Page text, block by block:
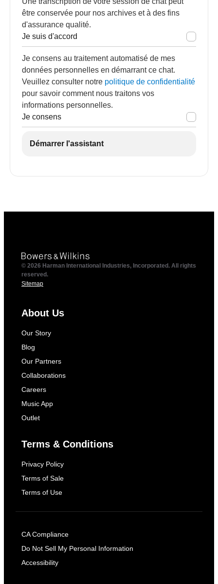
être conservée pour nos archives et à des fins
d'assurance qualité.
Je suis d'accord
Je consens au traitement automatisé de mes
données personnelles en démarrant ce chat.
Veuillez consulter notre politique de confidentialité
pour savoir comment nous traitons vos
informations personnelles.
Je consens
Démarrer l'assistant
© 2026 Harman International Industries, Incorporated. All rights
reserved.
Sitemap
About Us
Our Story
Blog
Our Partners
Collaborations
Careers
Music App
Outlet
Terms & Conditions
Privacy Policy
Terms of Sale
Terms of Use
CA Compliance
Do Not Sell My Personal Information
Accessibility